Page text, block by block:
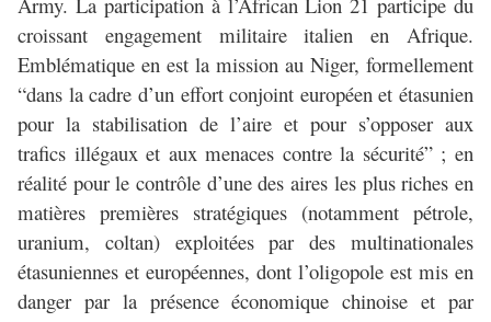
croissant engagement militaire italien en Afrique.
Emblématique en est la mission au Niger, formellement
“dans la cadre d’un effort conjoint européen et étasunien
pour la stabilisation de l’aire et pour s’opposer aux
trafics illégaux et aux menaces contre la sécurité” ; en
réalité pour le contrôle d’une des aires les plus riches en
matières premières stratégiques (notamment pétrole,
uranium, coltan) exploitées par des multinationales
étasuniennes et européennes, dont l’oligopole est mis en
danger par la présence économique chinoise et par